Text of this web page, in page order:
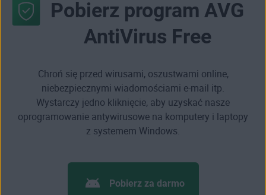
Pobierz program AVG
AntiVirus Free
Chroń się przed wirusami, oszustwami online,
niebezpiecznymi wiadomościami e-mail itp.
Wystarczy jedno kliknięcie, aby uzyskać nasze
oprogramowanie antywirusowe na komputery i laptopy
z systemem Windows.
Pobierz za darmo